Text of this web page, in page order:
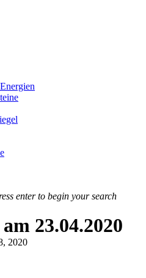
enter to begin your search
23.04.2020
2020